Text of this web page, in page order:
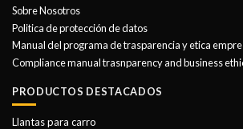
Sobre Nosotros
Politica de protección de datos
Manual del programa de trasparencia y etica
Compliance manual trasnparency and business
PRODUCTOS DESTACADOS
Llantas para carro